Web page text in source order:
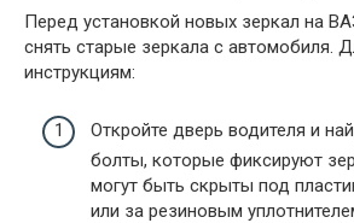
Перед установкой новых зеркал на
снять старые зеркала с автомобиля.
инструкциям:
Откройте дверь водителя и
болты, которые фиксируют
могут быть скрыты под
или за резиновым